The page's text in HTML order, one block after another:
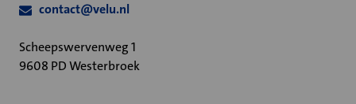
contact@velu.nl
Scheepswervenweg 1
9608 PD Westerbroek